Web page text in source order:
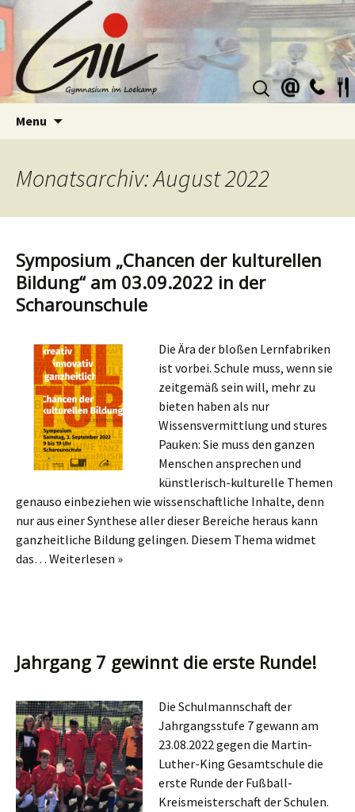
Suchen
nach:
Menu
Monatsarchiv: August 2022
Symposium „Chancen der kulturellen
Bildung“ am 03.09.2022 in der
Scharounschule
Die Ära der bloßen Lernfabriken
ist vorbei. Schule muss, wenn sie
zeitgemäß sein will, mehr zu
bieten haben als nur
Wissensvermittlung und stures
Pauken: Sie muss den ganzen
Menschen ansprechen und
künstlerisch-kulturelle Themen
genauso einbeziehen wie wissenschaftliche Inhalte, denn
nur aus einer Synthese aller dieser Bereiche heraus kann
ganzheitliche Bildung gelingen. Diesem Thema widmet
das… Weiterlesen »
Jahrgang 7 gewinnt die erste Runde!
Die Schulmannschaft der
Jahrgangsstufe 7 gewann am
23.08.2022 gegen die Martin-
Luther-King Gesamtschule die
erste Runde der Fußball-
Kreismeisterschaft der Schulen.